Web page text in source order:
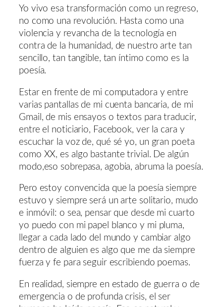
Yo vivo esa transformación como un regreso,
no como una revolución. Hasta como una
violencia y revancha de la tecnología en
contra de la humanidad, de nuestro arte tan
sencillo, tan tangible, tan íntimo como es la
poesía.
Estar en frente de mi computadora y entre
varias pantallas de mi cuenta bancaria, de mi
Gmail, de mis ensayos o textos para traducir,
entre el noticiario, Facebook, ver la cara y
escuchar la voz de, qué sé yo, un gran poeta
como XX, es algo bastante trivial. De algún
modo,eso sobrepasa, agobia, abruma la poesía.
Pero estoy convencida que la poesía siempre
estuvo y siempre será un arte solitario, mudo
e inmóvil: o sea, pensar que desde mi cuarto
yo puedo con mi papel blanco y mi pluma,
llegar a cada lado del mundo y cambiar algo
dentro de alguien es algo que me da siempre
fuerza y fe para seguir escribiendo poemas.
En realidad, siempre en estado de guerra o de
emergencia o de profunda crisis, el ser